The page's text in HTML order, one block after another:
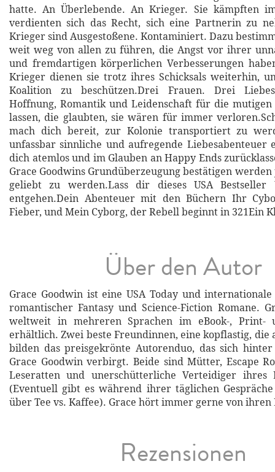
hatte. An Überlebende. An Krieger. Sie kämpften
verdienten sich das Recht, sich eine Partnerin zu
Krieger sind Ausgestoßene. Kontaminiert. Dazu
weit weg von allen zu führen, die Angst vor ihrer
und fremdartigen körperlichen Verbesserungen
Krieger dienen sie trotz ihres Schicksals weiterhin,
Koalition zu beschützen.Drei Frauen. Drei
Hoffnung, Romantik und Leidenschaft für die
lassen, die glaubten, sie wären für immer
mach dich bereit, zur Kolonie transportiert zu
unfassbar sinnliche und aufregende Liebesabenteuer
dich atemlos und im Glauben an Happy Ends
Grace Goodwins Grundüberzeugung bestätigen
geliebt zu werden.Lass dir dieses USA Bestseller
entgehen.Dein Abenteuer mit den Büchern Ihr
Fieber, und Mein Cyborg, der Rebell beginnt in 321Ein
Über den Autor
Grace Goodwin ist eine USA Today und
romantischer Fantasy und Science-Fiction Romane.
weltweit in mehreren Sprachen im eBook-, Print-
erhältlich. Zwei beste Freundinnen, eine kopflastig, die
bilden das preisgekrönte Autorenduo, das sich hinter
Grace Goodwin verbirgt. Beide sind Mütter, Escape
Leseratten und unerschütterliche Verteidiger ihres
(Eventuell gibt es während ihrer täglichen
über Tee vs. Kaffee). Grace hört immer gerne von ihren
Rezensionen